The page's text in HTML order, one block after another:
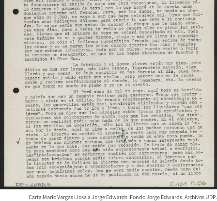
Carta Mario Vargas Llosa a Jorge Edwards. Fondo Jorge Edwards, Archivos UDP.